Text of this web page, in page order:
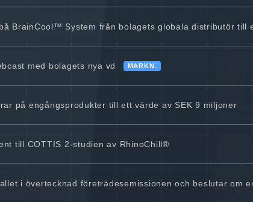
BrainCool™ System från bolagets globala distributör till
med bolagets nya vd MARKN.
på engångsprodukter till ett värde av SEK 9 miljoner
till COTTIS 2-studien av RhinoChill®
i övertecknad företrädesemissionen och beslutar om